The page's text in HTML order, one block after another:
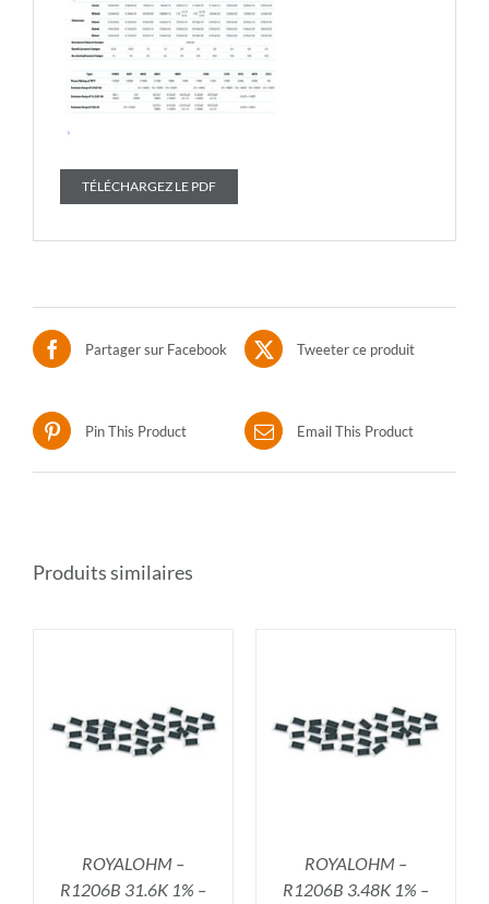
TÉLÉCHARGEZ LE PDF
Partager sur Facebook Tweeter ce produit
Pin This Product Email This Product
Produits similaires
ROYALOHM –
R1206B 31.6K 1% –
AJOUTER AU PANIER
/
DÉTAILS
ROYALOHM –
R1206B 3.48K 1% –